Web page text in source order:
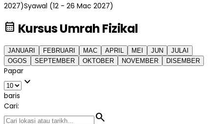
2027)Syawal (12 - 26 Mac 2027)
calendar_month Kursus Umrah Fizikal
JANUARI FEBRUARI MAC APRIL MEI JUN
JULAI
OGOS
SEPTEMBER OKTOBER NOVEMBER DISEMBER
Papar
expand_more
baris
Cari:
search